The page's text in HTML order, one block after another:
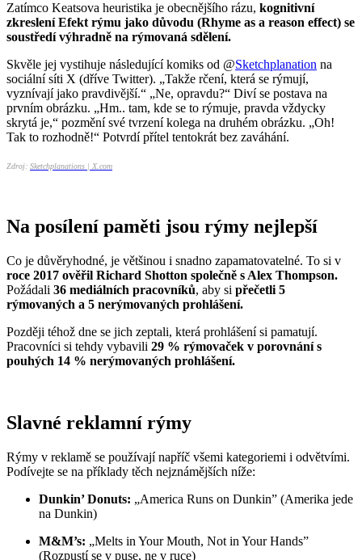
Zatímco Keatsova heuristika je obecnějšího rázu, kognitivní
zkreslení Efekt rýmu jako důvodu (Rhyme as a reason effect) se
soustředí výhradně na rýmovaná sdělení.
Skvěle jej vystihuje následující komiks od @Sketchplanation na
sociální síti X (dříve Twitter). „Takže rčení, která se rýmují,
vyznívají jako pravdivější.“ „Ne, opravdu?“ Diví se postava na
prvním obrázku. „Hm.. tam, kde se to rýmuje, pravda vždycky
skrytá je,“ pozmění své tvrzení kolega na druhém obrázku. „Oh!
Tak to rozhodně!“ Potvrdí přítel tentokrát bez zaváhání.
Zdroj: Sketchplanations | X.com
Na posílení paměti jsou rýmy nejlepší
Co je důvěryhodné, je většinou i snadno zapamatovatelné. To si v
roce 2017 ověřil Richard Shotton společně s Alex Thompson.
Požádali 36 mediálních pracovníků, aby si přečetli 5
rýmovaných a 5 nerýmovaných prohlášení.
Později téhož dne se jich zeptali, která prohlášení si pamatují.
Pracovníci si tehdy vybavili 29 % rýmovaček v porovnání s
pouhých 14 % nerýmovaných prohlášení.
Slavné reklamní rýmy
Rýmy v reklamě se používají napříč všemi kategoriemi i odvětvími.
Podívejte se na příklady těch nejznámějších níže:
Dunkin’ Donuts: „America Runs on Dunkin” (Amerika jede
na Dunkin)
M&M’s: „Melts in Your Mouth, Not in Your Hands”
(Rozpustí se v puse, ne v ruce)